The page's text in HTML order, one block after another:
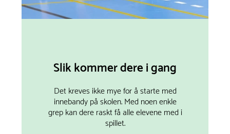
Slik kommer dere i gang
Det kreves ikke mye for å starte med
innebandy på skolen. Med noen enkle
grep kan dere raskt få alle elevene med i
spillet.